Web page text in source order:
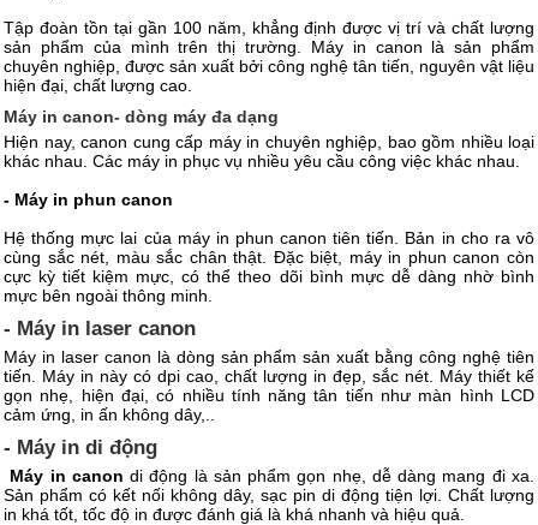
Tập đoàn tồn tại gần 100 năm, khẳng định được vị trí và chất lượng
sản phẩm của mình trên thị trường. Máy in canon là sản phẩm
chuyên nghiệp, được sản xuất bởi công nghệ tân tiến, nguyên vật liệu
hiện đại, chất lượng cao.
Máy in canon- dòng máy đa dạng
Hiện nay, canon cung cấp máy in chuyên nghiệp, bao gồm nhiều loại
khác nhau. Các máy in phục vụ nhiều yêu cầu công việc khác nhau.
- Máy in phun canon
Hệ thống mực lai của máy in phun canon tiên tiến. Bản in cho ra vô
cùng sắc nét, màu sắc chân thật. Đặc biệt, máy in phun canon còn
cực kỳ tiết kiệm mực, có thể theo dõi bình mực dễ dàng nhờ bình
mực bên ngoài thông minh.
- Máy in laser canon
Máy in laser canon là dòng sản phẩm sản xuất bằng công nghệ tiên
tiến. Máy in này có dpi cao, chất lượng in đẹp, sắc nét. Máy thiết kế
gọn nhẹ, hiện đại, có nhiều tính năng tân tiến như màn hình LCD
cảm ứng, in ấn không dây,..
- Máy in di động
Máy in canon di động là sản phẩm gọn nhẹ, dễ dàng mang đi xa.
Sản phẩm có kết nối không dây, sạc pin di động tiện lợi. Chất lượng
in khá tốt, tốc độ in được đánh giá là khá nhanh và hiệu quả.